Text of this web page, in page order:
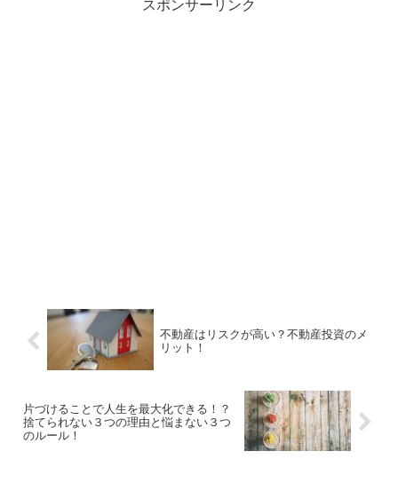
ールドバーグさんもユダヤ人のようです。 皆さん、笑ってやり過ご
スポンサーリンク
不動産はリスクが高い？不動産投資のメ
リット！
片づけることで人生を最大化できる！？
捨てられない３つの理由と悩まない３つ
のルール！